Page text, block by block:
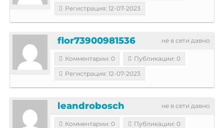
Регистрация: 12-07-2023
не в сети давно
flor73900981536
Комментарии: 0
Публикации: 0
Регистрация: 12-07-2023
не в сети давно
leandrobosch
Комментарии: 0
Публикации: 0